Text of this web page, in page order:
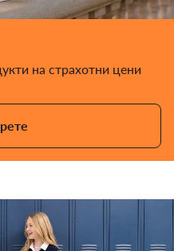
на страхотни цени